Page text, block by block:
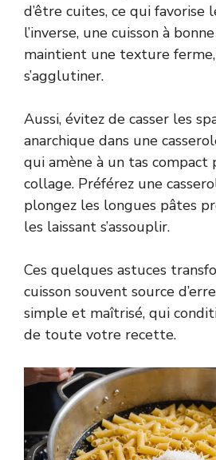
d’être cuites, ce qui favorise
l’inverse, une cuisson à
maintient une texture
s’agglutiner.
Aussi, évitez de casser les
anarchique dans une
qui amène à un tas compact
collage. Préférez une
plongez les longues pâtes
les laissant s’assouplir.
Ces quelques astuces
cuisson souvent source
simple et maîtrisé, qui
de toute votre recette.